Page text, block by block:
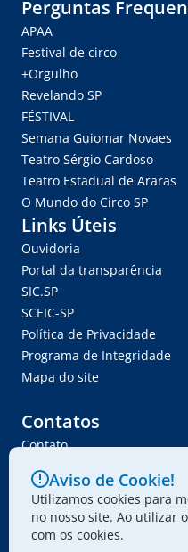
Perguntas
APAA
Festival de circo
+Orgulho
Revelando SP
FÉSTIVAL
Semana Guiomar Novaes
Teatro Sérgio Cardoso
Teatro Estadual de Araras
O Mundo do Circo SP
Links Úteis
Ouvidoria
Portal da transparência
SIC.SP
SCEIC-SP
Política de Privacidade
Programa de Integridade
Mapa do site
Contatos
Contato
Trabalhe Conosco
Ser Fornecedor
Envie seu projeto
Aviso de Cookie!
Utilizamos cookies para
no nosso site. Ao utilizar
com os cookies.